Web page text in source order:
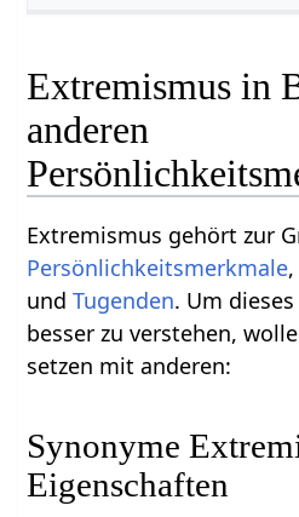
Extremismus in
anderen
Extremismus gehört zur
Persönlichkeitsmerkmale,
undTugenden. Um dieses
besser zu verstehen,
setzen mit anderen:
Synonyme
Eigenschaften